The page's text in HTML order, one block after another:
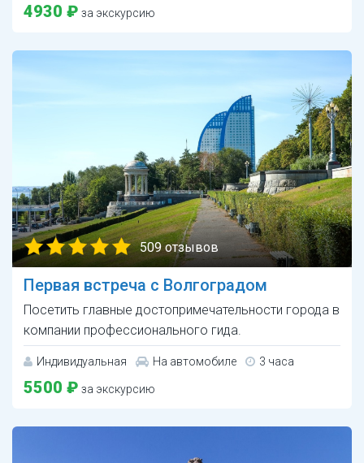
4930 ₽ за экскурсию
509 отзывов
Первая встреча с Волгоградом
Посетить главные достопримечательности города в
компании профессионального гида.
Индивидуальная На автомобиле 3 часа
5500 ₽ за экскурсию